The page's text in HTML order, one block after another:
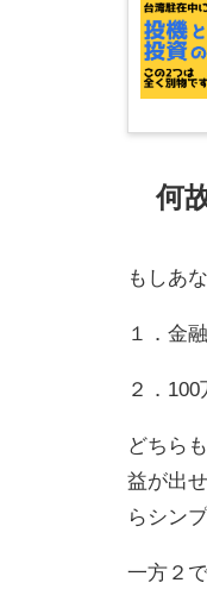
何
もしあ
１．金
２．
どちら
益が出
らシン
一方２